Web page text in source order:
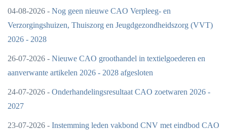
04-08-2026 - Nog geen nieuwe CAO Verpleeg- en
Verzorgingshuizen, Thuiszorg en Jeugdgezondheidszorg (VVT)
2026 - 2028
26-07-2026 - Nieuwe CAO groothandel in textielgoederen en
aanverwante artikelen 2026 - 2028 afgesloten
24-07-2026 - Onderhandelingsresultaat CAO zoetwaren 2026 -
2027
23-07-2026 - Instemming leden vakbond CNV met eindbod CAO